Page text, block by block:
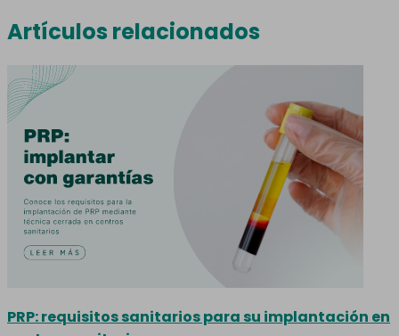
Artículos relacionados
PRP: requisitos sanitarios para su implantación en